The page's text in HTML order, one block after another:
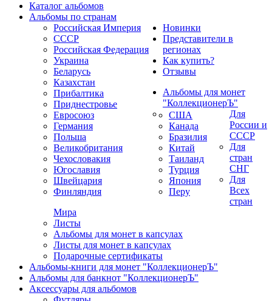
Каталог альбомов
Альбомы по странам
Российская Империя
СССР
Российская Федерация
Украина
Беларусь
Казахстан
Прибалтика
Приднестровье
Евросоюз
Германия
Польша
Великобритания
Чехословакия
Югославия
Швейцария
Финляндия
США
Канада
Бразилия
Китай
Таиланд
Турция
Япония
Перу
Новинки
Представители в
регионах
Как купить?
Отзывы
Альбомы для монет
"КоллекционерЪ"
Для
России и
СССР
Для
стран
СНГ
Для
Всех
стран
Мира
Листы
Альбомы для монет в капсулах
Листы для монет в капсулах
Подарочные сертификаты
Альбомы-книги для монет "КоллекционерЪ"
Альбомы для банкнот "КоллекционерЪ"
Аксессуары для альбомов